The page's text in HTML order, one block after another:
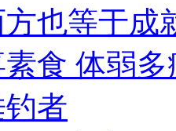
也等于成
食 体弱
者